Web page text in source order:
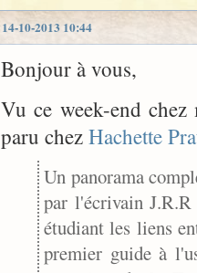
14-10-2013 10:44
Bonjour à vous,
Vu ce week-end
paru chez Hachette
Un panorama
par l'écrivain
étudiant les liens
premier guide à